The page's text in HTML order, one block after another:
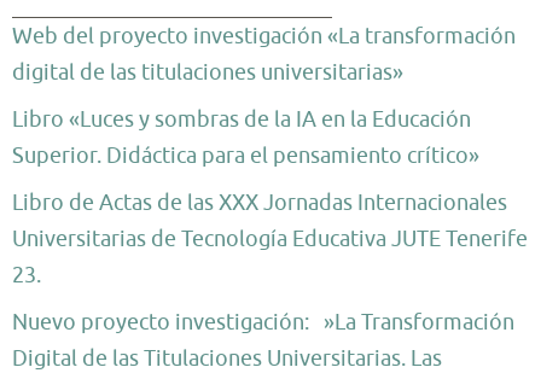
Web del proyecto investigación «La transformación
digital de las titulaciones universitarias»
Libro «Luces y sombras de la IA en la Educación
Superior. Didáctica para el pensamiento crítico»
Libro de Actas de las XXX Jornadas Internacionales
Universitarias de Tecnología Educativa JUTE Tenerife
23.
Nuevo proyecto investigación: »La Transformación
Digital de las Titulaciones Universitarias. Las